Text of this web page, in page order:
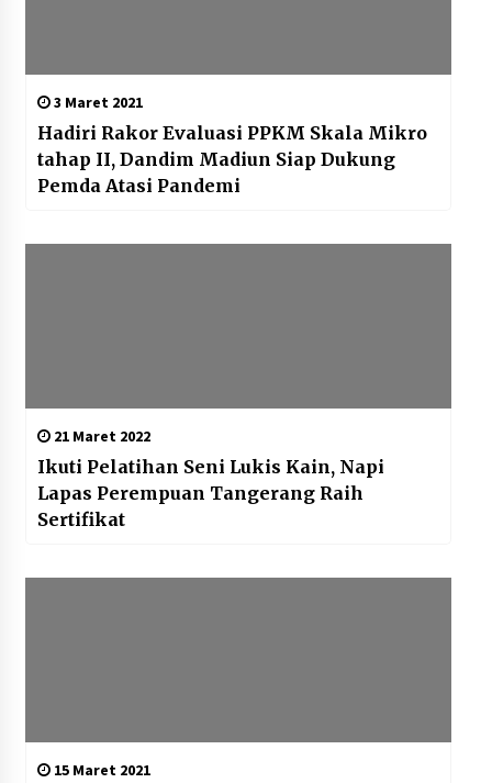
3 Maret 2021
Hadiri Rakor Evaluasi PPKM Skala Mikro
tahap II, Dandim Madiun Siap Dukung
Pemda Atasi Pandemi
21 Maret 2022
Ikuti Pelatihan Seni Lukis Kain, Napi
Lapas Perempuan Tangerang Raih
Sertifikat
15 Maret 2021